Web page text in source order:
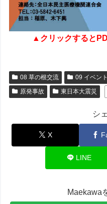
▲クリックすると
08 草の根交流 09 イベント
原発事故
東日本大震災
シ
X
LINE
Maekawa